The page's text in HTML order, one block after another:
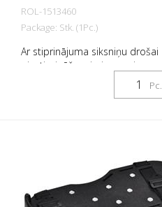
ROL-1513460
Package: Stk. (1Pc.)
Ar stiprinājuma siksniņu drošai
piestiprināšanai pie apaviem.
Pc.